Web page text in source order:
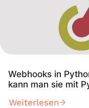
Webhooks in
kann man sie mit
Weiterlesen